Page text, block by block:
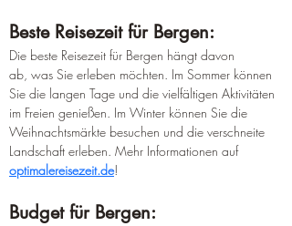
Beste Reisezeit für Bergen:
Die beste Reisezeit für Bergen hängt davon
ab, was Sie erleben möchten. Im Sommer können
Sie die langen Tage und die vielfältigen Aktivitäten
im Freien genießen. Im Winter können Sie die
Weihnachtsmärkte besuchen und die verschneite
Landschaft erleben. Mehr Informationen auf
optimalereisezeit.de!
Budget für Bergen: